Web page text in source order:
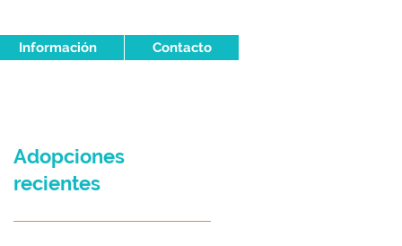
Información Contacto
Adopciones
recientes